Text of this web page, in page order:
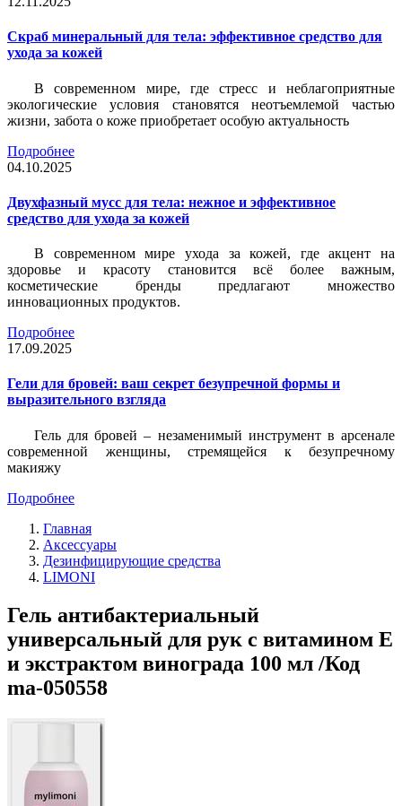
Скраб минеральный для тела: эффективное средство для
ухода за кожей
В современном мире, где стресс и неблагоприятные
экологические условия становятся неотъемлемой частью
жизни, забота о коже приобретает особую актуальность
Подробнее
04.10.2025
Двухфазный мусс для тела: нежное и эффективное
средство для ухода за кожей
В современном мире ухода за кожей, где акцент на
здоровье и красоту становится всё более важным,
косметические бренды предлагают множество
инновационных продуктов.
Подробнее
17.09.2025
Гели для бровей: ваш секрет безупречной формы и
выразительного взгляда
Гель для бровей – незаменимый инструмент в арсенале
современной женщины, стремящейся к безупречному
макияжу
Подробнее
Главная
Аксессуары
Дезинфицирующие средства
LIMONI
Гель антибактериальный
универсальный для рук с витамином Е
и экстрактом винограда 100 мл /Код
ma-050558